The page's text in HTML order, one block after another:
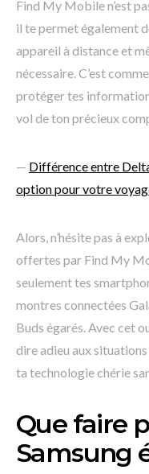
Find My Mobile n’est
il te permet également
appareil à distance et
nécessaire. C’est
protéger tes
vol de ton précieux
— Différence entre
option pour votre
Alors, n’hésite pas à
offertes par Find My
seulement tes
montres connectées
Buds égarés. Avec cet
dire adieu aux
ta technologie chérie
Que faire
Samsung